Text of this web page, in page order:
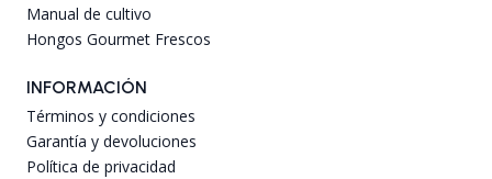
Manual de cultivo
Hongos Gourmet Frescos
INFORMACIÓN
Términos y condiciones
Garantía y devoluciones
Política de privacidad